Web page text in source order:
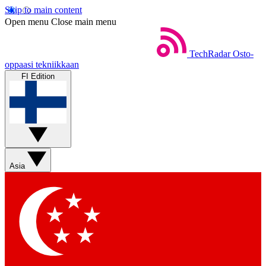
Skip to main content
Open menu Close main menu
TechRadar Osto-
oppaasi tekniikkaan
FI Edition
Asia